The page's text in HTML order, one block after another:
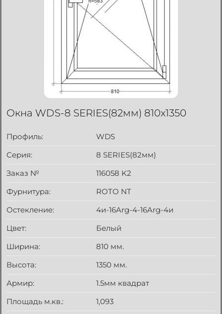
Окна WDS-8 SERIES(82мм) 810x1350
Профиль:
WDS
Серия:
8 SERIES(82мм)
Заказ №
116058 K2
Фурнитура:
ROTO NT
Остекление:
4и-16Arg-4-16Arg-4и
Цвет:
Белый
Ширина:
810 мм.
Высота:
1350 мм.
Армир:
1.5мм квадрат
Площадь м.кв.:
1,093